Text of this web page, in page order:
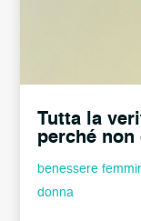
Tutta la
perché non
benessere
donna